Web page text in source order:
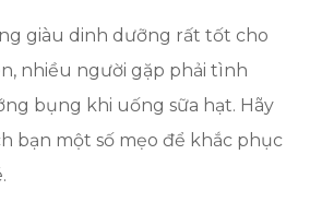
giàu dinh dưỡng rất tốt cho
nhiều người gặp phải tình
bụng khi uống sữa hạt. Hãy
bạn một số mẹo để khắc phục